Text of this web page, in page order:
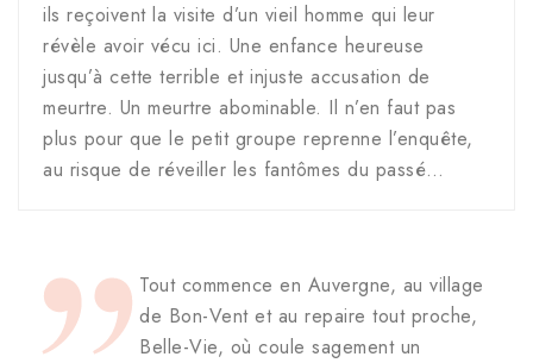
ils reçoivent la visite d’un vieil homme qui leur
révèle avoir vécu ici. Une enfance heureuse
jusqu’à cette terrible et injuste accusation de
meurtre. Un meurtre abominable. Il n’en faut pas
plus pour que le petit groupe reprenne l’enquête,
au risque de réveiller les fantômes du passé…
Tout commence en Auvergne, au village
de Bon-Vent et au repaire tout proche,
Belle-Vie, où coule sagement un